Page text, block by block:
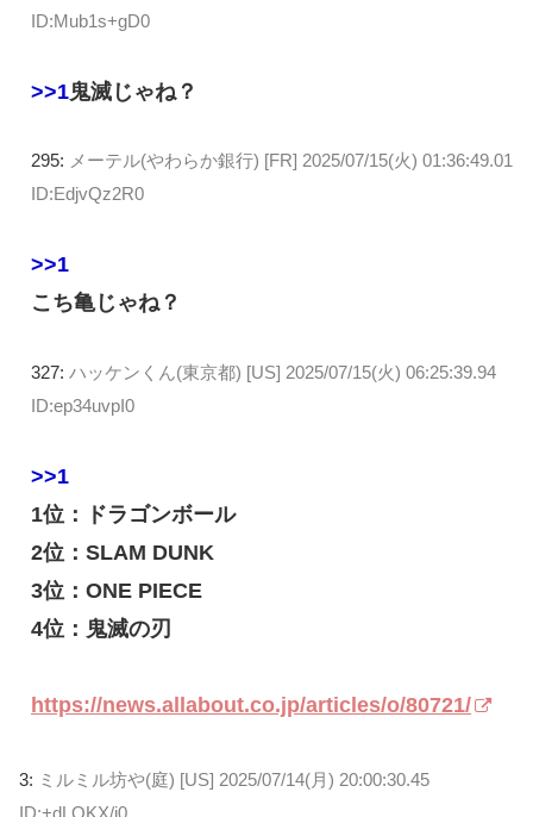
ID:Mub1s+gD0
>>1鬼滅じゃね？
295: メーテル(やわらか銀行) [FR] 2025/07/15(火) 01:36:49.01
ID:EdjvQz2R0
>>1
こち亀じゃね？
327: ハッケンくん(東京都) [US] 2025/07/15(火) 06:25:39.94
ID:ep34uvpI0
>>1
1位：ドラゴンボール
2位：SLAM DUNK
3位：ONE PIECE
4位：鬼滅の刃
https://news.allabout.co.jp/articles/o/80721/
3: ミルミル坊や(庭) [US] 2025/07/14(月) 20:00:30.45
ID:+dLOKX/i0